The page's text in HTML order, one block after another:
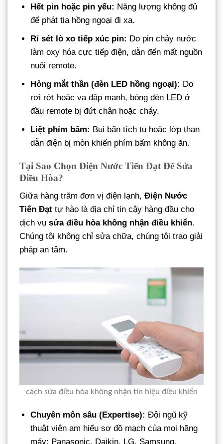
Hết pin hoặc pin yếu: Năng lượng không đủ
để phát tia hồng ngoại đi xa.
Rỉ sét lò xo tiếp xúc pin: Do pin chảy nước
làm oxy hóa cực tiếp điện, dẫn đến mất nguồn
nuôi remote.
Hỏng mắt thần (đèn LED hồng ngoại): Do
rơi rớt hoặc va đập mạnh, bóng đèn LED ở
đầu remote bị đứt chân hoặc cháy.
Liệt phím bấm: Bụi bẩn tích tụ hoặc lớp than
dẫn điện bị mòn khiến phím bấm không ăn.
Tại Sao Chọn Điện Nước Tiến Đạt Để Sửa
Điều Hòa?
Giữa hàng trăm đơn vị điện lạnh, Điện Nước
Tiến Đạt tự hào là địa chỉ tin cậy hàng đầu cho
dịch vụ sửa điều hòa không nhận điều khiển.
Chúng tôi không chỉ sửa chữa, chúng tôi trao giải
pháp an tâm.
cách sửa điều hòa không nhận tín hiệu điều khiển
Chuyên môn sâu (Expertise): Đội ngũ kỹ
thuật viên am hiểu sơ đồ mạch của mọi hãng
máy: Panasonic, Daikin, LG, Samsung,